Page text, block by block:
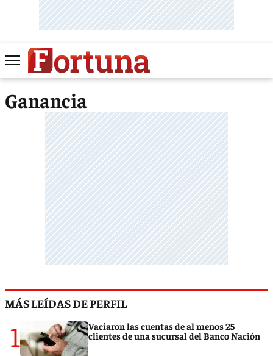
Ganancia
MÁS LEÍDAS DE PERFIL
1
Vaciaron las cuentas de al menos 25
clientes de una sucursal del Banco Nación